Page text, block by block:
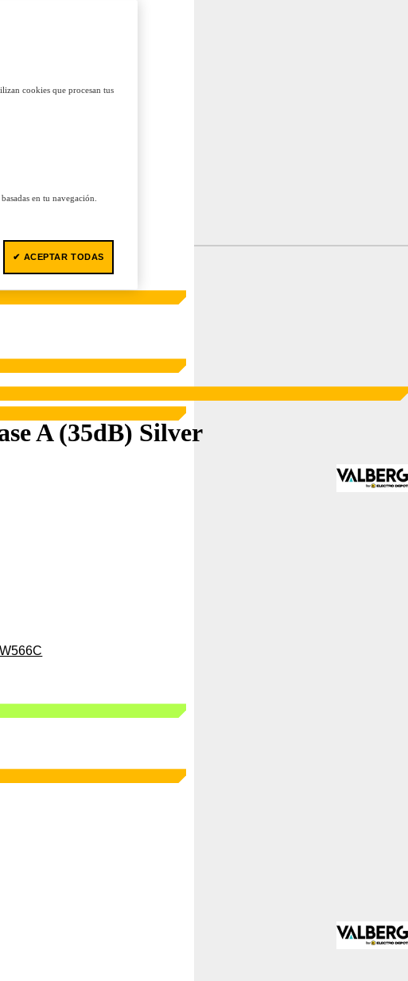
A (35dB) Silver
cookies que procesan tus
en tu navegación.
✔ ACEPTAR TODAS